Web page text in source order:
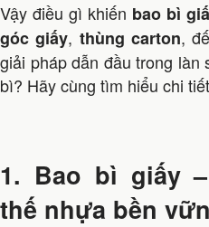
Vậy điều gì khiến bao bì
góc giấy, thùng carton,
giải pháp dẫn đầu trong làn
bì? Hãy cùng tìm hiểu chi
1. Bao bì giấy
thế nhựa bền